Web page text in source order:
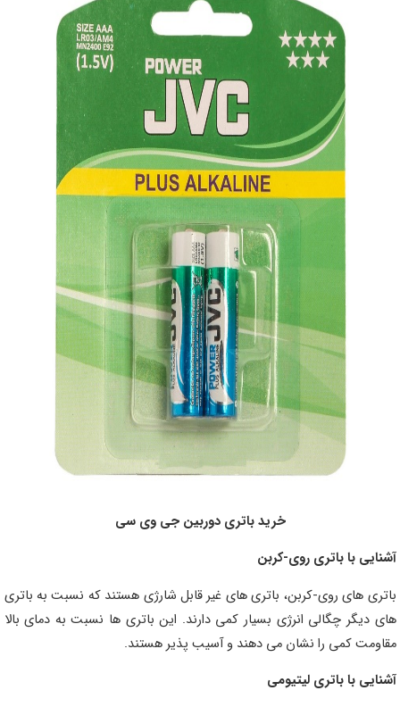
خرید باتری دوربین جی وی سی
آشنایی با باتری روی-کربن
باتری های روی-کربن، باتری های غیر قابل شارژی هستند که نسبت به باتری
های دیگر چگالی انرژی بسیار کمی دارند. این باتری ها نسبت به دمای بالا
مقاومت کمی را نشان می دهند و آسیب پذیر هستند.
آشنایی با باتری لیتیومی